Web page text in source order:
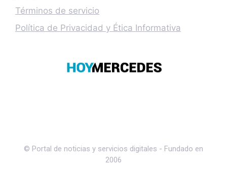
Términos de servicio
Política de Privacidad y Ética Informativa
© Portal de noticias y servicios digitales - Fundado en
2006